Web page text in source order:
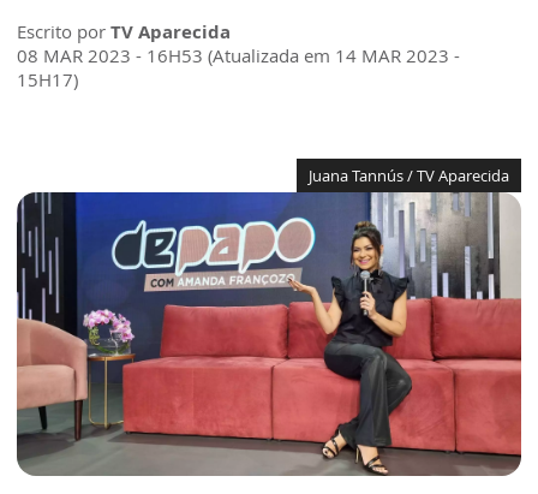
Escrito por TV Aparecida
08 MAR 2023 - 16H53 (Atualizada em 14 MAR 2023 -
15H17)
Juana Tannús / TV Aparecida